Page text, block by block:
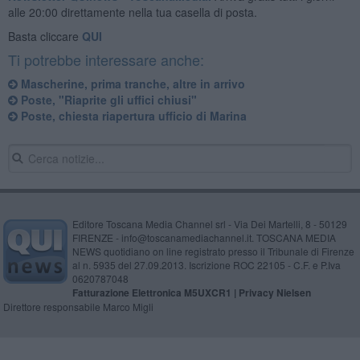
alle 20:00 direttamente nella tua casella di posta.
Basta cliccare QUI
Ti potrebbe interessare anche:
Mascherine, prima tranche, altre in arrivo
Poste, "Riaprite gli uffici chiusi"
Poste, chiesta riapertura ufficio di Marina
Editore Toscana Media Channel srl - Via Dei Martelli, 8 - 50129
FIRENZE - info@toscanamediachannel.it. TOSCANA MEDIA
NEWS quotidiano on line registrato presso il Tribunale di Firenze
al n. 5935 del 27.09.2013. Iscrizione ROC 22105 - C.F. e P.Iva
0620787048
Fatturazione Elettronica M5UXCR1 | Privacy Nielsen
Direttore responsabile Marco Migli